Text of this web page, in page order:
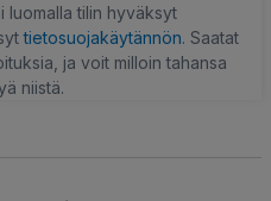
luomalla tilin hyväksyt
tietosuojakäytännön. Saatat
ja voit milloin tahansa
niistä.